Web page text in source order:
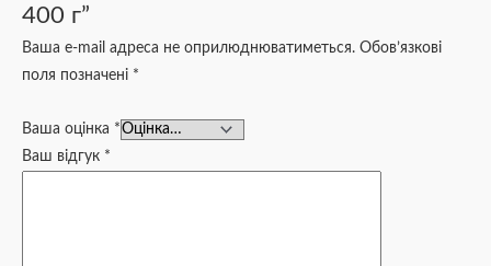
400 г”
Ваша e-mail адреса не оприлюднюватиметься. Обов’язкові
поля позначені *
Ваша оцінка *
Ваш відгук *